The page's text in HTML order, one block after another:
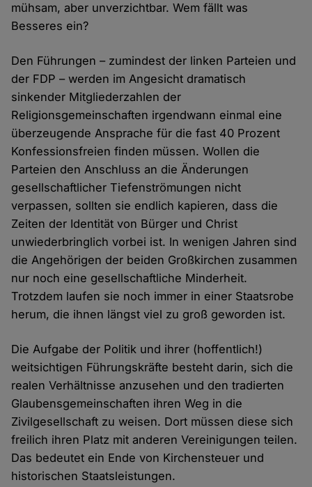
mühsam, aber unverzichtbar. Wem fällt was
Besseres ein?
Den Führungen – zumindest der linken Parteien und
der FDP – werden im Angesicht dramatisch
sinkender Mitgliederzahlen der
Religionsgemeinschaften irgendwann einmal eine
überzeugende Ansprache für die fast 40 Prozent
Konfessionsfreien finden müssen. Wollen die
Parteien den Anschluss an die Änderungen
gesellschaftlicher Tiefenströmungen nicht
verpassen, sollten sie endlich kapieren, dass die
Zeiten der Identität von Bürger und Christ
unwiederbringlich vorbei ist. In wenigen Jahren sind
die Angehörigen der beiden Großkirchen zusammen
nur noch eine gesellschaftliche Minderheit.
Trotzdem laufen sie noch immer in einer Staatsrobe
herum, die ihnen längst viel zu groß geworden ist.
Die Aufgabe der Politik und ihrer (hoffentlich!)
weitsichtigen Führungskräfte besteht darin, sich die
realen Verhältnisse anzusehen und den tradierten
Glaubensgemeinschaften ihren Weg in die
Zivilgesellschaft zu weisen. Dort müssen diese sich
freilich ihren Platz mit anderen Vereinigungen teilen.
Das bedeutet ein Ende von Kirchensteuer und
historischen Staatsleistungen.